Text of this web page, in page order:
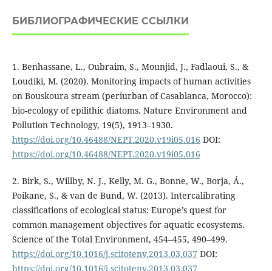
БИБЛИОГРАФИЧЕСКИЕ ССЫЛКИ
1. Benhassane, L., Oubraim, S., Mounjid, J., Fadlaoui, S., &
Loudiki, M. (2020). Monitoring impacts of human activities
on Bouskoura stream (periurban of Casablanca, Morocco):
bio-ecology of epilithic diatoms. Nature Environment and
Pollution Technology, 19(5), 1913–1930.
https://doi.org/10.46488/NEPT.2020.v19i05.016 DOI:
https://doi.org/10.46488/NEPT.2020.v19i05.016
2. Birk, S., Willby, N. J., Kelly, M. G., Bonne, W., Borja, Á.,
Poikane, S., & van de Bund, W. (2013). Intercalibrating
classifications of ecological status: Europe’s quest for
common management objectives for aquatic ecosystems.
Science of the Total Environment, 454–455, 490–499.
https://doi.org/10.1016/j.scitotenv.2013.03.037 DOI:
https://doi.org/10.1016/j.scitotenv.2013.03.037